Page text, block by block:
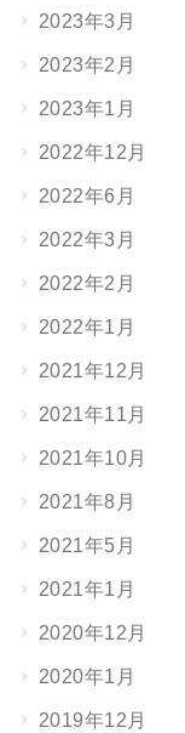
2023年3月
2023年2月
2023年1月
2022年12月
2022年6月
2022年3月
2022年2月
2022年1月
2021年12月
2021年11月
2021年10月
2021年8月
2021年5月
2021年1月
2020年12月
2020年1月
2019年12月